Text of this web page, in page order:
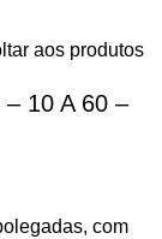
aos produtos
– 10 A 60 –
com